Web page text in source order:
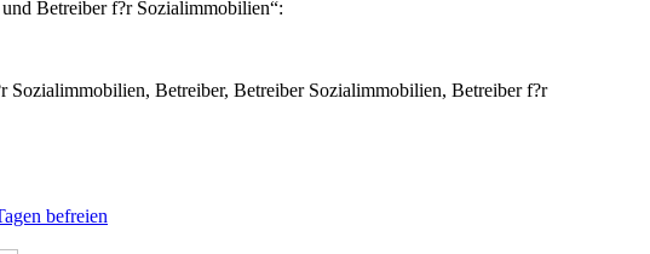
Betreiber f?r Sozialimmobilien“:
Betreiber, Betreiber Sozialimmobilien, Betreiber f?r
befreien